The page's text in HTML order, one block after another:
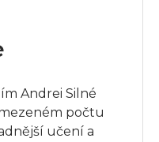
Andrei Silné
počtu
učení a